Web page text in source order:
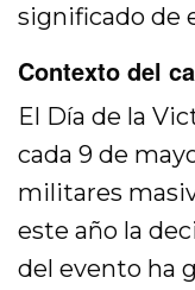
significado de
Contexto del
El Día de la
cada 9 de
militares
este año la
del evento ha